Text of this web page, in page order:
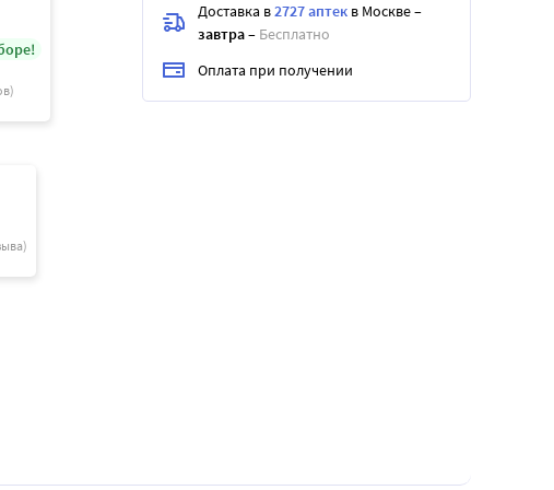
Доставка в2727 аптек в Москве–
завтра– Бесплатно
Оплата при получении